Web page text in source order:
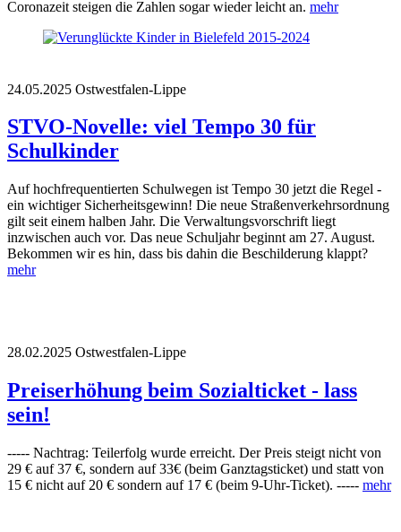
Coronazeit steigen die Zahlen sogar wieder leicht an. mehr
24.05.2025 Ostwestfalen-Lippe
STVO-Novelle: viel Tempo 30 für
Schulkinder
Auf hochfrequentierten Schulwegen ist Tempo 30 jetzt die Regel -
ein wichtiger Sicherheitsgewinn! Die neue Straßenverkehrsordnung
gilt seit einem halben Jahr. Die Verwaltungsvorschrift liegt
inzwischen auch vor. Das neue Schuljahr beginnt am 27. August.
Bekommen wir es hin, dass bis dahin die Beschilderung klappt?
mehr
28.02.2025 Ostwestfalen-Lippe
Preiserhöhung beim Sozialticket - lass
sein!
----- Nachtrag: Teilerfolg wurde erreicht. Der Preis steigt nicht von
29 € auf 37 €, sondern auf 33€ (beim Ganztagsticket) und statt von
15 € nicht auf 20 € sondern auf 17 € (beim 9-Uhr-Ticket). ----- mehr